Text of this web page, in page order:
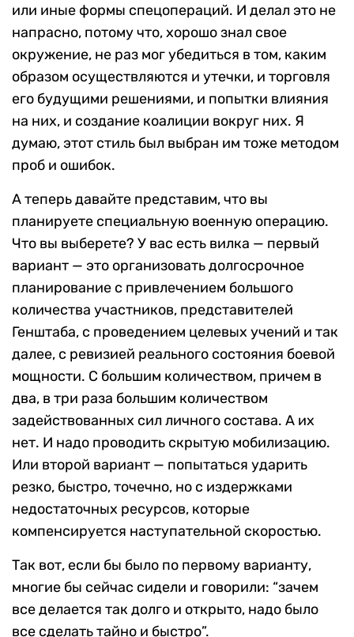
или иные формы спецопераций. И делал это не
напрасно, потому что, хорошо знал свое
окружение, не раз мог убедиться в том, каким
образом осуществляются и утечки, и торговля
его будущими решениями, и попытки влияния
на них, и создание коалиции вокруг них. Я
думаю, этот стиль был выбран им тоже методом
проб и ошибок.
А теперь давайте представим, что вы
планируете специальную военную операцию.
Что вы выберете? У вас есть вилка — первый
вариант — это организовать долгосрочное
планирование с привлечением большого
количества участников, представителей
Генштаба, с проведением целевых учений и так
далее, с ревизией реального состояния боевой
мощности. С большим количеством, причем в
два, в три раза большим количеством
задействованных сил личного состава. А их
нет. И надо проводить скрытую мобилизацию.
Или второй вариант — попытаться ударить
резко, быстро, точечно, но с издержками
недостаточных ресурсов, которые
компенсируется наступательной скоростью.
Так вот, если бы было по первому варианту,
многие бы сейчас сидели и говорили: “зачем
все делается так долго и открыто, надо было
все сделать тайно и быстро”.